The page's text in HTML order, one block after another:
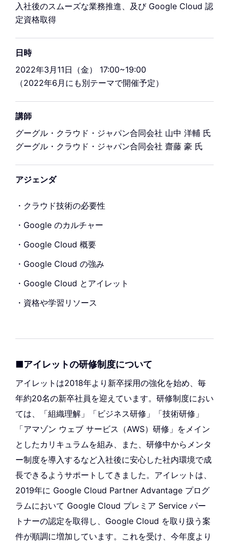
入社後のスムーズな業務推進、及び Google Cloud 認
定資格取得
日時
2022年3月11日（金） 17:00~19:00
（2022年6月にも別テーマで開催予定）
講師
グーグル・クラウド・ジャパン合同会社 山中 洋輔 氏
グーグル・クラウド・ジャパン合同会社 齋藤 豪 氏
アジェンダ
・クラウド技術の必要性
・Google のカルチャー
・Google Cloud 概要
・Google Cloud の強み
・Google Cloud とアイレット
・資格や学習リソース
■アイレットの研修制度について
アイレットは2018年より新卒採用の強化を始め、毎
年約20名の新卒社員を迎えています。研修制度におい
ては、「組織理解」「ビジネス研修」「技術研修」
「アマゾン ウェブ サービス（AWS）研修」をメイン
としたカリキュラムを組み、また、研修中からメンタ
ー制度を導入するなど入社後に安心した社内環境で成
長できるようサポートしてきました。アイレットは、
2019年に Google Cloud Partner Advantage プログ
ラムにおいて Google Cloud プレミア Service パー
トナーの認定を取得し、Google Cloud を取り扱う案
件が順調に増加しています。これを受け、今年度より